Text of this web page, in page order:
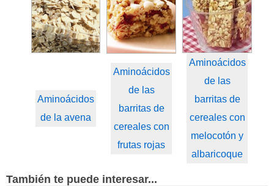
Aminoácidos
de la avena
Aminoácidos
de las
barritas de
cereales con
frutas rojas
Aminoácidos
de las
barritas de
cereales con
melocotón y
albaricoque
También te puede interesar...